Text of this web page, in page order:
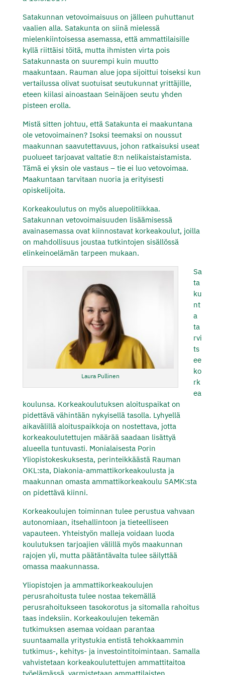
Satakunnan vetovoimaisuus on jälleen puhuttanut
vaalien alla. Satakunta on siinä mielessä
mielenkiintoisessa asemassa, että ammattilaisille
kyllä riittäisi töitä, mutta ihmisten virta pois
Satakunnasta on suurempi kuin muutto
maakuntaan. Rauman alue jopa sijoittui toiseksi kun
vertailussa olivat suotuisat seutukunnat yrittäjille,
eteen kiilasi ainoastaan Seinäjoen seutu yhden
pisteen erolla.
Mistä sitten johtuu, että Satakunta ei maakuntana
ole vetovoimainen? Isoksi teemaksi on noussut
maakunnan saavutettavuus, johon ratkaisuksi useat
puolueet tarjoavat valtatie 8:n nelikaistaistamista.
Tämä ei yksin ole vastaus – tie ei luo vetovoimaa.
Maakuntaan tarvitaan nuoria ja erityisesti
opiskelijoita.
Korkeakoulutus on myös aluepolitiikkaa.
Satakunnan vetovoimaisuuden lisäämisessä
avainasemassa ovat kiinnostavat korkeakoulut, joilla
on mahdollisuus joustaa tutkintojen sisällössä
elinkeinoelämän tarpeen mukaan.
Laura Pullinen
Sa
ta
ku
nt
a
ta
rvi
ts
ee
ko
rk
ea
koulunsa. Korkeakoulutuksen aloituspaikat on
pidettävä vähintään nykyisellä tasolla. Lyhyellä
aikavälillä aloituspaikkoja on nostettava, jotta
korkeakoulutettujen määrää saadaan lisättyä
alueella tuntuvasti. Monialaisesta Porin
Yliopistokeskuksesta, perinteikkäästä Rauman
OKL:sta, Diakonia-ammattikorkeakoulusta ja
maakunnan omasta ammattikorkeakoulu SAMK:sta
on pidettävä kiinni.
Korkeakoulujen toiminnan tulee perustua vahvaan
autonomiaan, itsehallintoon ja tieteelliseen
vapauteen. Yhteistyön malleja voidaan luoda
koulutuksen tarjoajien välillä myös maakunnan
rajojen yli, mutta päätäntävalta tulee säilyttää
omassa maakunnassa.
Yliopistojen ja ammattikorkeakoulujen
perusrahoitusta tulee nostaa tekemällä
perusrahoitukseen tasokorotus ja sitomalla rahoitus
taas indeksiin. Korkeakoulujen tekemän
tutkimuksen asemaa voidaan parantaa
suuntaamalla yritystukia entistä tehokkaammin
tutkimus-, kehitys- ja investointitoimintaan. Samalla
vahvistetaan korkeakoulutettujen ammattitaitoa